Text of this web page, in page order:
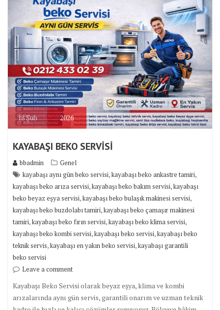
18Şub 2026
KAYABAŞI BEKO SERVİSİ
bbadmin
Genel
kayabaşı aynı gün beko servisi,kayabaşı beko ankastre tamiri,
kayabaşı beko arıza servisi,kayabaşı beko bakım servisi,kayabaşı
beko beyaz eşya servisi,kayabaşı beko bulaşık makinesi servisi,
kayabaşı beko buzdolabı tamiri,kayabaşı beko çamaşır makinesi
tamiri,kayabaşı beko fırın servisi,kayabaşı beko klima servisi,
kayabaşı beko kombi servisi,kayabaşı beko servisi,kayabaşı beko
teknik servis,kayabaşı en yakın beko servisi,kayabaşı garantili
beko servisi
Leave a comment
Kayabaşı Beko Servisi olarak beyaz eşya, klima ve kombi
arızalarında aynı gün servis, garantili onarım ve uzman teknik